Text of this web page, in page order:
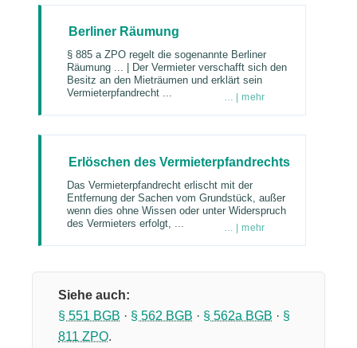
Berliner Räumung
§ 885 a ZPO regelt die sogenannte Berliner
Räumung ... | Der Vermieter verschafft sich den
Besitz an den Mieträumen und erklärt sein
Vermieterpfandrecht ...
… | mehr
Erlöschen des Vermieterpfandrechts
Das Vermieterpfandrecht erlischt mit der
Entfernung der Sachen vom Grundstück, außer
wenn dies ohne Wissen oder unter Widerspruch
des Vermieters erfolgt, ...
… | mehr
Siehe auch:
§ 551 BGB · § 562 BGB · § 562a BGB · §
811 ZPO.